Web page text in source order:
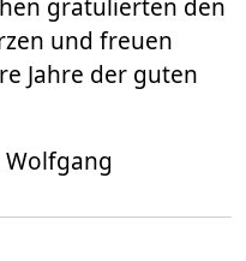
gratulierten den
und freuen
Jahre der guten
Wolfgang